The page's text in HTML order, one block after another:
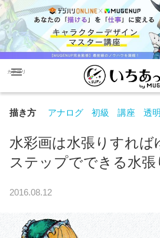
menu
カテゴリ
描き方 アナログ 初級 講座 透
水彩画は水張りすれば
ステップでできる水張
2016.08.12